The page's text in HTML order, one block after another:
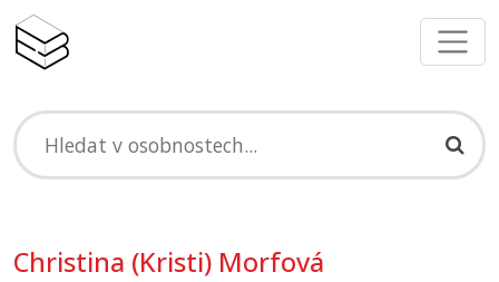
Christina (Kristi) Morfová